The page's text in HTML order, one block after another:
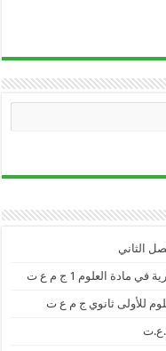
الثاني
للأولى ثانوي ج م ع ت